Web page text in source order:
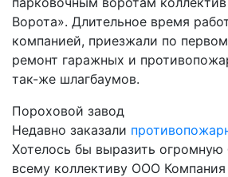
Ворота». Длительное время
компанией, приезжали по
ремонт гаражных и
так-же шлагбаумов.
Пороховой завод
Недавно заказали
Хотелось бы выразить огромную
всему коллективу ООО